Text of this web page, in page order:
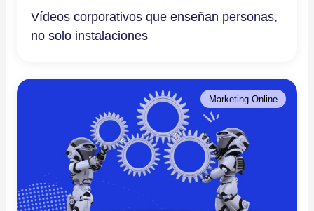
Vídeos corporativos que enseñan personas,
no solo instalaciones
Marketing Online